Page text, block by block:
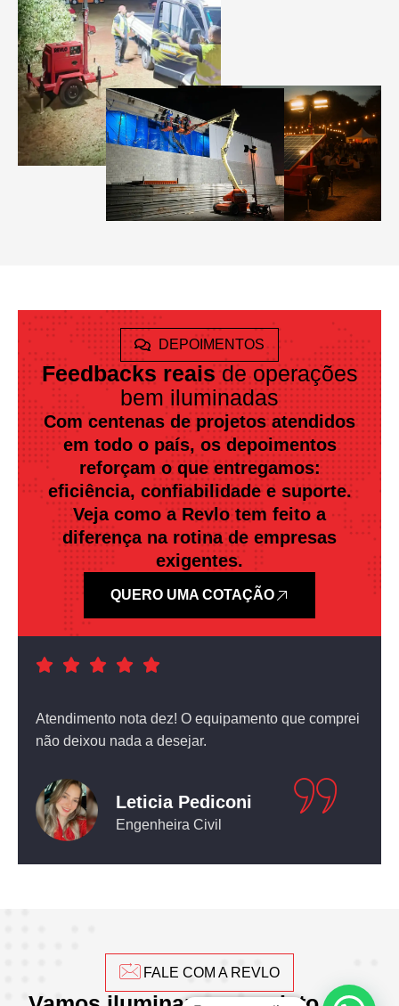
DEPOIMENTOS
Feedbacks reaisde operações
bem iluminadas
Com centenas de projetos atendidos
em todo o país, os depoimentos
reforçam o que entregamos:
eficiência, confiabilidade e suporte.
Veja como a Revlo tem feito a
diferença na rotina de empresas
exigentes.
QUERO UMA COTAÇÃO
Atendimento nota dez! O equipamento que comprei
não deixou nada a desejar.
Leticia Pediconi
Engenheira Civil
FALE COM A REVLO